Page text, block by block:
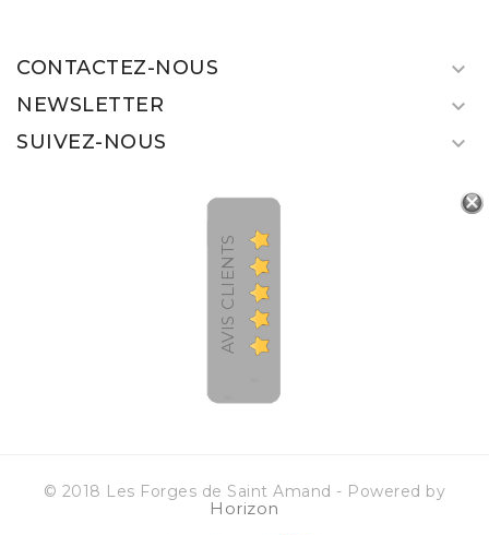
CONTACTEZ-NOUS 
NEWSLETTER 
SUIVEZ-NOUS 
AVIS CLIENTS
© 2018 Les Forges de Saint Amand - Powered by
Horizon